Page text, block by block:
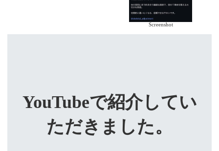
Screenshot
YouTubeで紹介してい
ただきました。